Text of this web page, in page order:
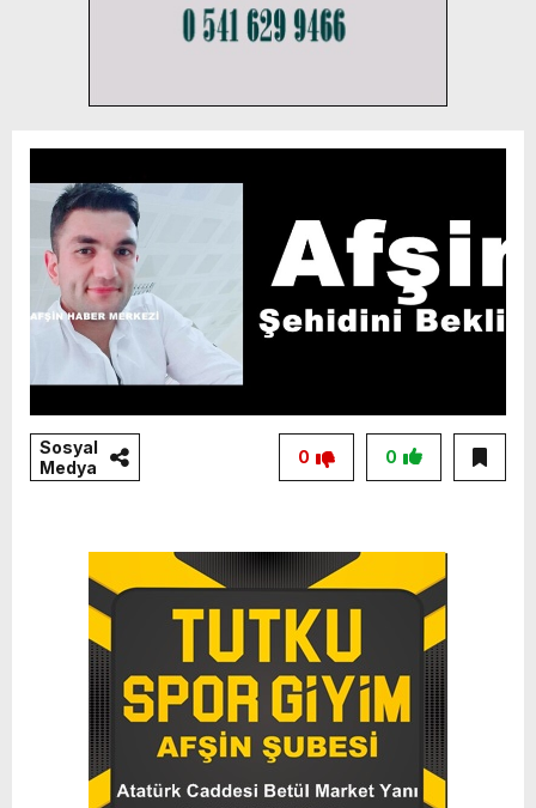
Sosyal
Medya
0
0